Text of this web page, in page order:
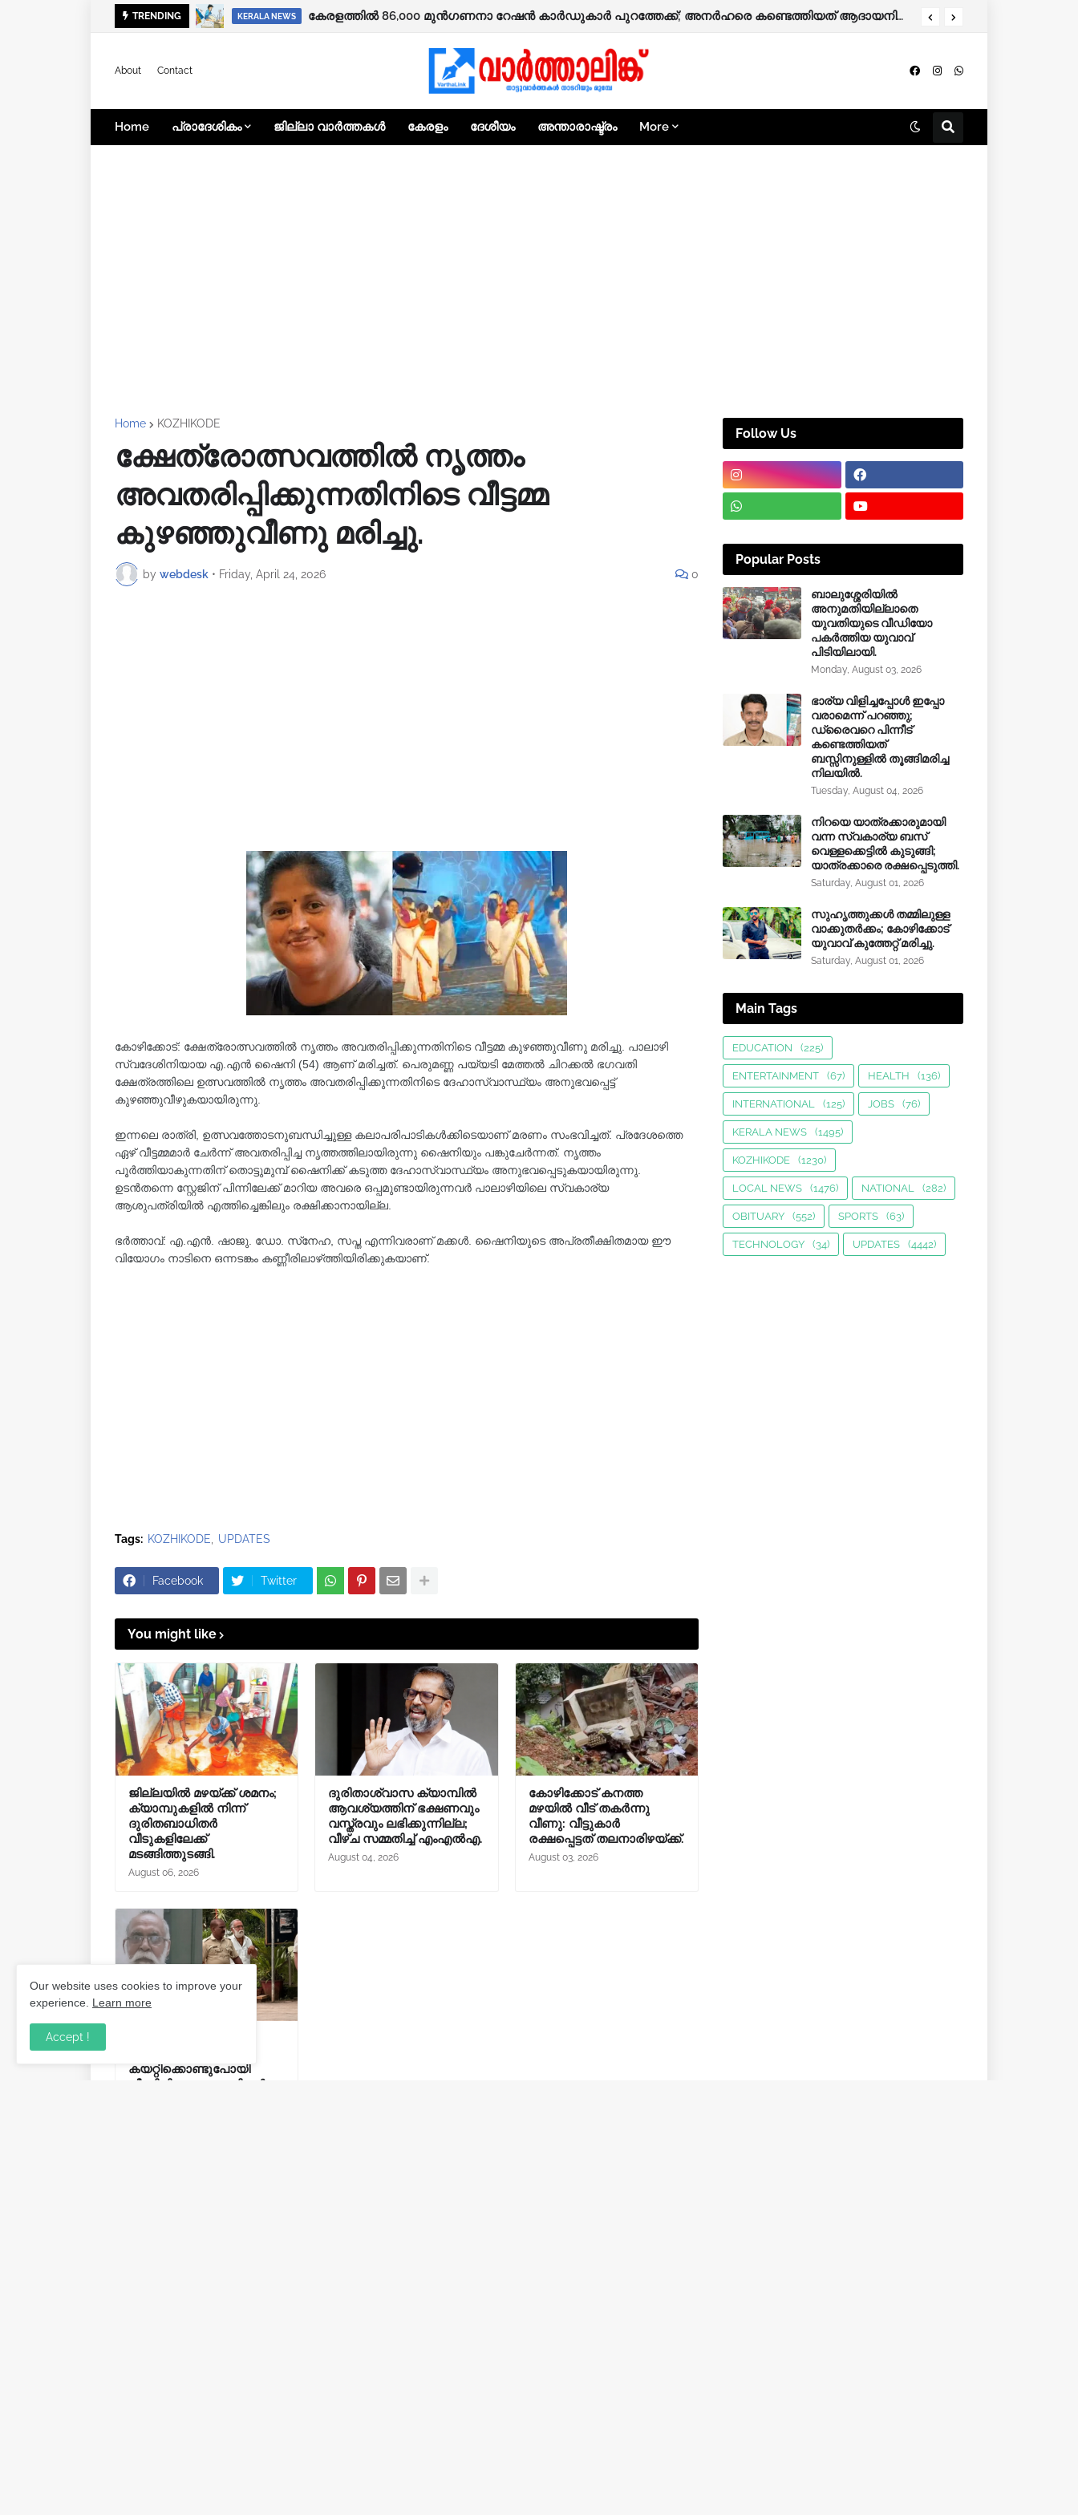
TRENDING KERALA NEWS കേരളത്തിൽ 86,000 മുൻഗണനാ റേഷൻ കാർഡുകാർ പുറത്തേക്ക്; അനർഹരെ കണ്ടെത്തിയത് ആദായനികുതി റിട്ടേൺ പരിശോധിച്ച്.
KERALA NEWS ഭിന്നശേഷിക്കാർക്ക് ‘ആശ്വാസം’ പദ്ധതിയിലൂടെ 25,000 രൂപ ധനസഹായത്തിന് അപേക്ഷിക്കാം.
About Contact
Home പ്രാദേശികം ജില്ലാ വാർത്തകൾ കേരളം ദേശീയം അന്താരാഷ്ട്രം More
Home KOZHIKODE
ക്ഷേത്രോത്സവത്തിൽ നൃത്തം
അവതരിപ്പിക്കുന്നതിനിടെ വീട്ടമ്മ
കുഴഞ്ഞുവീണു മരിച്ചു.
by webdesk • Friday, April 24, 2026 0
കോഴിക്കോട്: ക്ഷേത്രോത്സവത്തിൽ നൃത്തം അവതരിപ്പിക്കുന്നതിനിടെ വീട്ടമ്മ കുഴഞ്ഞുവീണു മരിച്ചു. പാലാഴി
സ്വദേശിനിയായ എ.എൻ ഷൈനി (54) ആണ് മരിച്ചത്. പെരുമണ്ണ പയ്യടി മേത്തൽ ചിറക്കൽ ഭഗവതി
ക്ഷേത്രത്തിലെ ഉത്സവത്തിൽ നൃത്തം അവതരിപ്പിക്കുന്നതിനിടെ ദേഹാസ്വാസ്ഥ്യം അനുഭവപ്പെട്ട്
കുഴഞ്ഞുവീഴുകയായിരുന്നു.
ഇന്നലെ രാത്രി, ഉത്സവത്തോടനുബന്ധിച്ചുള്ള കലാപരിപാടികൾക്കിടെയാണ് മരണം സംഭവിച്ചത്. പ്രദേശത്തെ
ഏഴ് വീട്ടമ്മമാർ ചേർന്ന് അവതരിപ്പിച്ച നൃത്തത്തിലായിരുന്നു ഷൈനിയും പങ്കുചേർന്നത്. നൃത്തം
പൂർത്തിയാകുന്നതിന് തൊട്ടുമുമ്പ് ഷൈനിക്ക് കടുത്ത ദേഹാസ്വാസ്ഥ്യം അനുഭവപ്പെടുകയായിരുന്നു.
ഉടൻതന്നെ സ്റ്റേജിന് പിന്നിലേക്ക് മാറിയ അവരെ ഒപ്പമുണ്ടായിരുന്നവർ പാലാഴിയിലെ സ്വകാര്യ
ആശുപത്രിയിൽ എത്തിച്ചെങ്കിലും രക്ഷിക്കാനായില്ല.
ഭർത്താവ്: എ.എൻ. ഷാജു. ഡോ. സ്‌നേഹ, സപ്ത എന്നിവരാണ് മക്കൾ. ഷൈനിയുടെ അപ്രതീക്ഷിതമായ ഈ
വിയോഗം നാടിനെ ഒന്നടങ്കം കണ്ണീരിലാഴ്‌ത്തിയിരിക്കുകയാണ്.
Tags: KOZHIKODE UPDATES
Facebook Twitter
You might like
ജില്ലയിൽ മഴയ്ക്ക് ശമനം;
ക്യാമ്പുകളിൽ നിന്ന്
ദുരിതബാധിതർ
വീടുകളിലേക്ക്
മടങ്ങിത്തുടങ്ങി.
August 06, 2026
ദുരിതാശ്വാസ ക്യാമ്പിൽ
ആവശ്യത്തിന് ഭക്ഷണവും
വസ്ത്രവും ലഭിക്കുന്നില്ല;
വീഴ്ച സമ്മതിച്ച് എംഎൽഎ.
August 04, 2026
കോഴിക്കോട് കനത്ത
മഴയിൽ വീട് തകർന്നു
വീണു: വീട്ടുകാർ
രക്ഷപ്പെട്ടത് തലനാരിഴയ്ക്ക്.
August 03, 2026
കയറ്റിക്കൊണ്ടുപോയി
പീഡിപ്പിച്ചു; വയോധികൻ
Follow Us
Popular Posts
ബാലുശ്ശേരിയിൽ
അനുമതിയില്ലാതെ
യുവതിയുടെ വീഡിയോ
പകർത്തിയ യുവാവ്
പിടിയിലായി.
Monday, August 03, 2026
ഭാര്യ വിളിച്ചപ്പോള്‍ ഇപ്പോ
വരാമെന്ന് പറഞ്ഞു;
ഡ്രൈവറെ പിന്നീട്
കണ്ടെത്തിയത്
ബസ്സിനുള്ളില്‍ തൂങ്ങിമരിച്ച
നിലയിൽ.
Tuesday, August 04, 2026
നിറയെ യാത്രക്കാരുമായി
വന്ന സ്വകാര്യ ബസ്
വെള്ളക്കെട്ടിൽ കുടുങ്ങി;
യാത്രക്കാരെ രക്ഷപ്പെടുത്തി.
Saturday, August 01, 2026
സുഹൃത്തുക്കൾ തമ്മിലുള്ള
വാക്കുതർക്കം; കോഴിക്കോട്
യുവാവ് കുത്തേറ്റ് മരിച്ചു.
Saturday, August 01, 2026
Main Tags
EDUCATION (225)
ENTERTAINMENT (67) HEALTH (136)
INTERNATIONAL (125) JOBS (76)
KERALA NEWS (1495)
KOZHIKODE (1230)
LOCAL NEWS (1476) NATIONAL (282)
OBITUARY (552) SPORTS (63)
TECHNOLOGY (34) UPDATES (4442)
Our website uses cookies to improve your
experience. Learn more
Accept !